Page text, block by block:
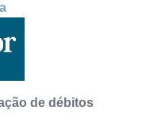
de débitos